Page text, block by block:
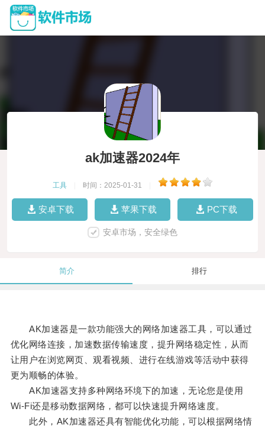
ak加速器2024年
工具 时间：2025-01-31
安卓下载 苹果下载 PC下载
安卓市场，安全绿色
简介 排行
AK加速器是一款功能强大的网络加速器工具，可以通过
优化网络连接，加速数据传输速度，提升网络稳定性，从而
让用户在浏览网页、观看视频、进行在线游戏等活动中获得
更为顺畅的体验。
AK加速器支持多种网络环境下的加速，无论您是使用
Wi-Fi还是移动数据网络，都可以快速提升网络速度。
此外，AK加速器还具有智能优化功能，可以根据网络情